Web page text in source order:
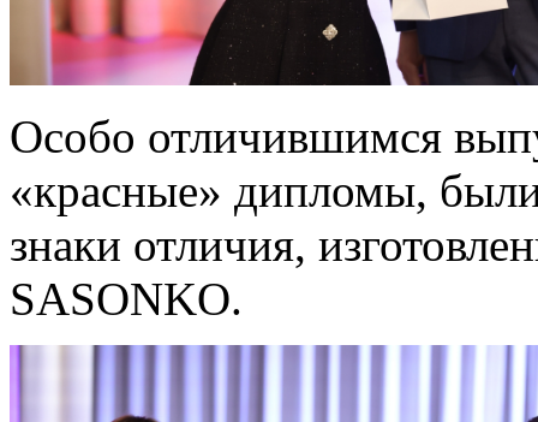
Особо отличившимся
«красные» дипломы,
знаки отличия,
SASONKO.